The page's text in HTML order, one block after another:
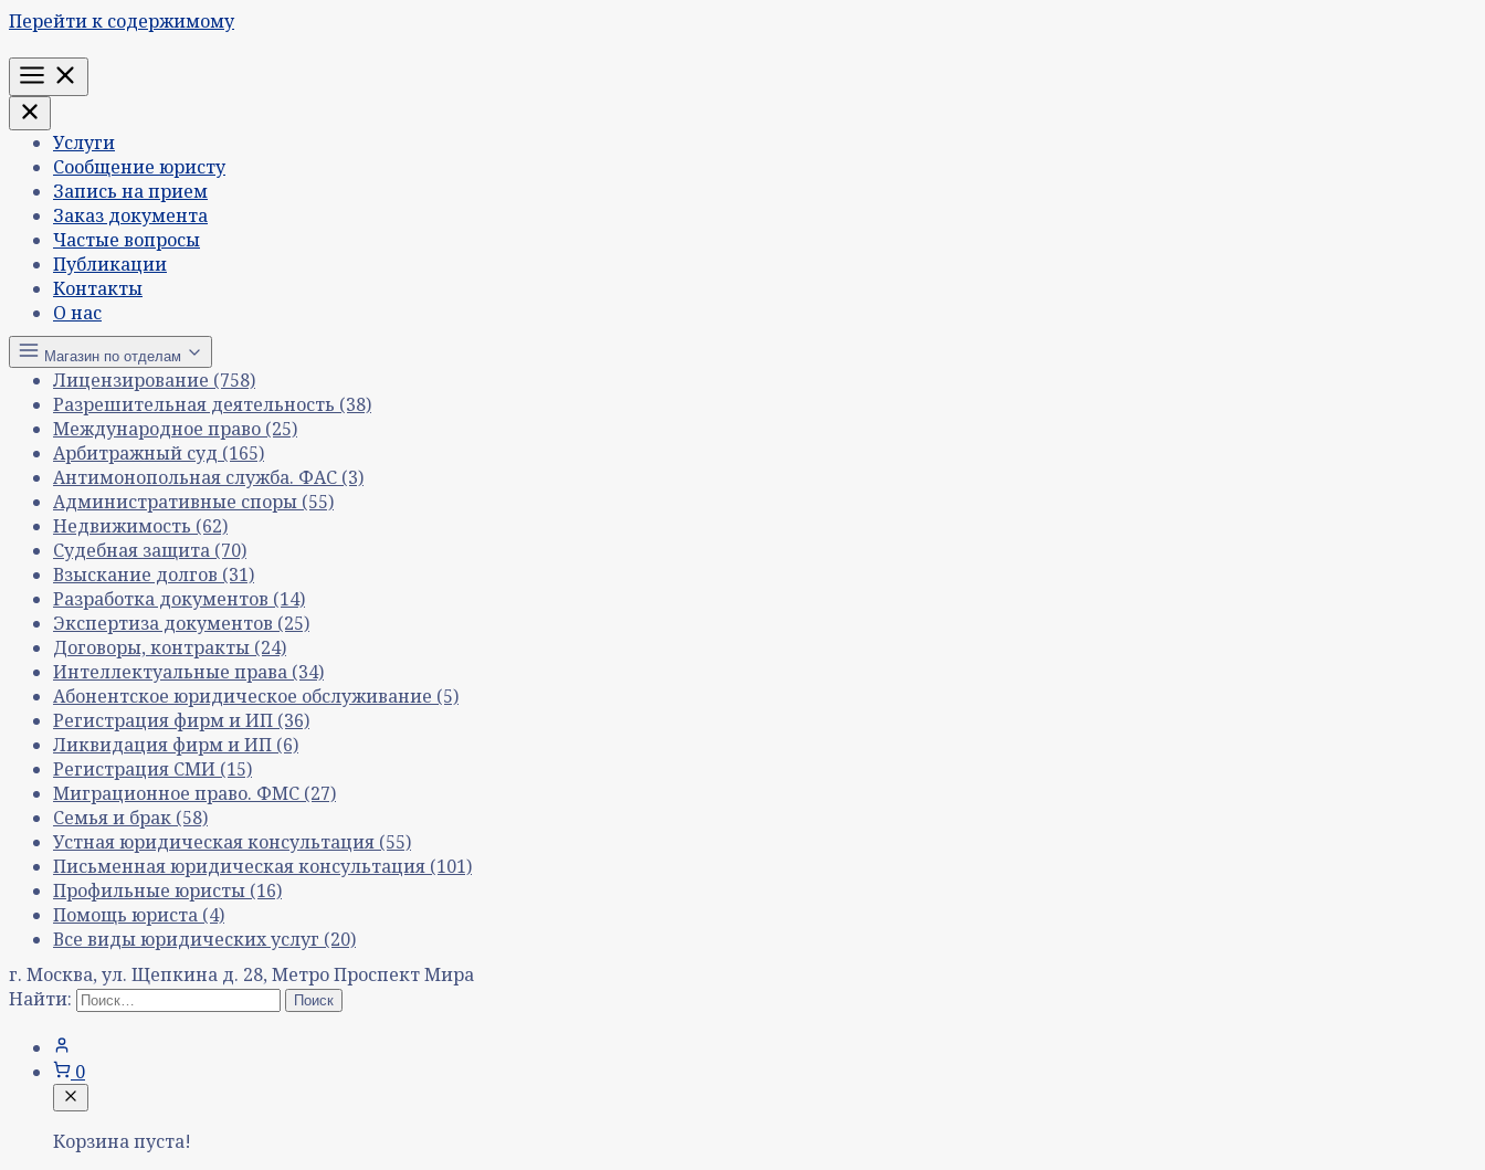
Перейти к содержимому
Меню
Услуги
Сообщение юристу
Запись на прием
Заказ документа
Частые вопросы
Публикации
Контакты
О нас
Магазин по отделам
Лицензирование (758)
Разрешительная деятельность (38)
Международное право (25)
Арбитражный суд (165)
Антимонопольная служба. ФАС (3)
Административные споры (55)
Недвижимость (62)
Судебная защита (70)
Взыскание долгов (31)
Разработка документов (14)
Экспертиза документов (25)
Договоры, контракты (24)
Интеллектуальные права (34)
Абонентское юридическое обслуживание (5)
Регистрация фирм и ИП (36)
Ликвидация фирм и ИП (6)
Регистрация СМИ (15)
Миграционное право. ФМС (27)
Семья и брак (58)
Устная юридическая консультация (55)
Письменная юридическая консультация (101)
Профильные юристы (16)
Помощь юриста (4)
Все виды юридических услуг (20)
г. Москва, ул. Щепкина д. 28, Метро Проспект Мира
Найти:
0
Корзина пуста!